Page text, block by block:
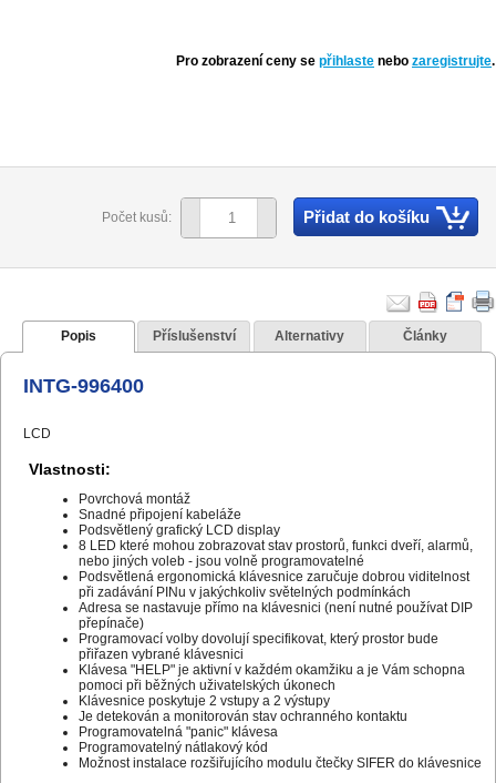
Pro zobrazení ceny se přihlaste nebo zaregistrujte.
Počet kusů: Přidat do košíku
Popis Příslušenství Alternativy Články
INTG-996400
LCD
Vlastnosti:
Povrchová montáž
Snadné připojení kabeláže
Podsvětlený grafický LCD display
8 LED které mohou zobrazovat stav prostorů, funkci dveří, alarmů,
nebo jiných voleb - jsou volně programovatelné
Podsvětlená ergonomická klávesnice zaručuje dobrou viditelnost
při zadávání PINu v jakýchkoliv světelných podmínkách
Adresa se nastavuje přímo na klávesnici (není nutné používat DIP
přepínače)
Programovací volby dovolují specifikovat, který prostor bude
přiřazen vybrané klávesnici
Klávesa "HELP" je aktivní v každém okamžiku a je Vám schopna
pomoci při běžných uživatelských úkonech
Klávesnice poskytuje 2 vstupy a 2 výstupy
Je detekován a monitorován stav ochranného kontaktu
Programovatelná "panic" klávesa
Programovatelný nátlakový kód
Možnost instalace rozšiřujícího modulu čtečky SIFER do klávesnice